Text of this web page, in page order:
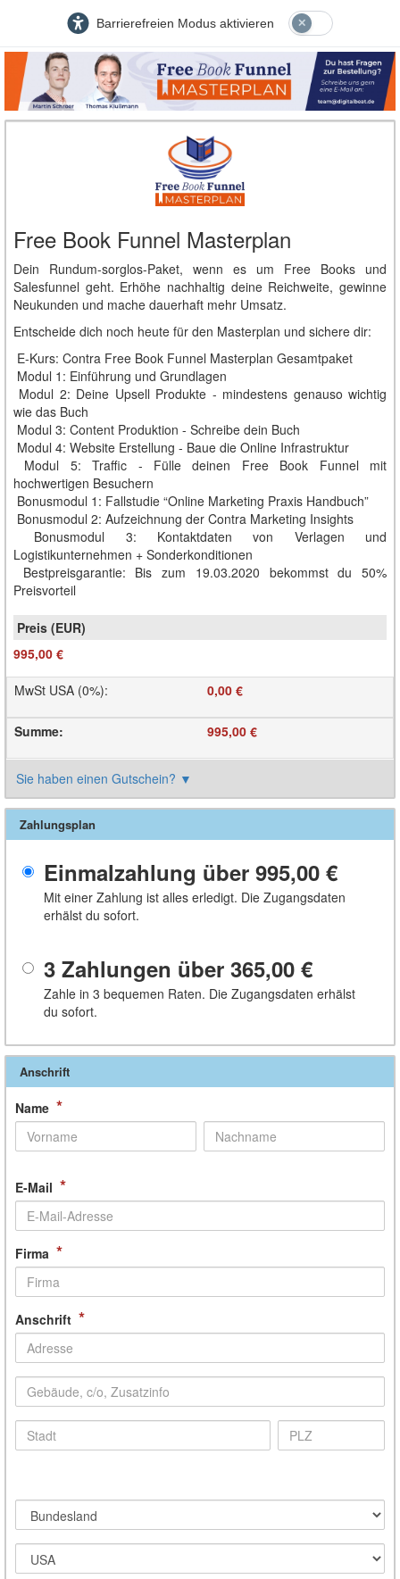
Barrierefreien Modus aktivieren
Free Book Funnel Masterplan
Dein Rundum-sorglos-Paket, wenn es um Free Books und
Salesfunnel geht. Erhöhe nachhaltig deine Reichweite, gewinne
Neukunden und mache dauerhaft mehr Umsatz.
Entscheide dich noch heute für den Masterplan und sichere dir:
E-Kurs: Contra Free Book Funnel Masterplan Gesamtpaket
Modul 1: Einführung und Grundlagen
Modul 2: Deine Upsell Produkte - mindestens genauso wichtig
wie das Buch
Modul 3: Content Produktion - Schreibe dein Buch
Modul 4: Website Erstellung - Baue die Online Infrastruktur
Modul 5: Traffic - Fülle deinen Free Book Funnel mit
hochwertigen Besuchern
Bonusmodul 1: Fallstudie “Online Marketing Praxis Handbuch”
Bonusmodul 2: Aufzeichnung der Contra Marketing Insights
Bonusmodul 3: Kontaktdaten von Verlagen und
Logistikunternehmen + Sonderkonditionen
Bestpreisgarantie: Bis zum 19.03.2020 bekommst du 50%
Preisvorteil
995,00 €
MwSt USA (0%): 0,00 €
Summe: 995,00 €
Sie haben einen Gutschein? ▼
Zahlungsplan
Einmalzahlung über 995,00 €
Mit einer Zahlung ist alles erledigt. Die Zugangsdaten
erhälst du sofort.
3 Zahlungen über 365,00 €
Zahle in 3 bequemen Raten. Die Zugangsdaten erhälst
du sofort.
Anschrift
Name *
E-Mail *
Firma *
Anschrift *